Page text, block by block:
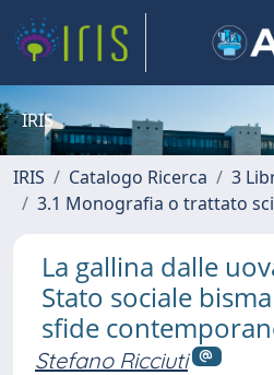
IRIS
IRIS Catalogo Ricerca
3
3.1 Monografia o trattato
La gallina dalle
Stato sociale
sfide
Stefano Ricciuti